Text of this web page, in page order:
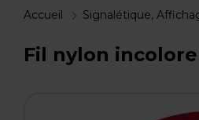
Accueil Signalétique,
Fil nylon incolore